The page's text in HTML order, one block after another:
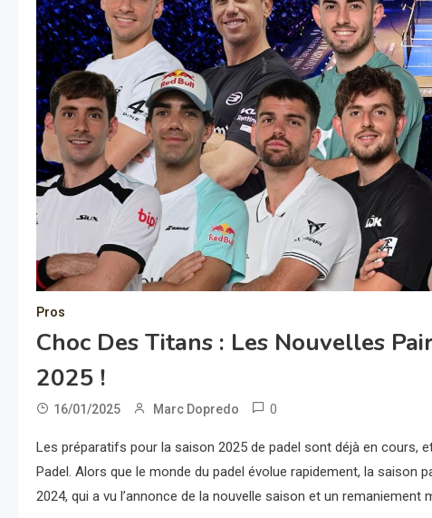
Pros
Choc Des Titans : Les Nouvelles
2025 !
16/01/2025 Marc Dopredo 0
Les préparatifs pour la saison 2025 de padel sont déjà en
Padel. Alors que le monde du padel évolue rapidement, la saison
2024, qui a vu l’annonce de la nouvelle saison et un remaniement